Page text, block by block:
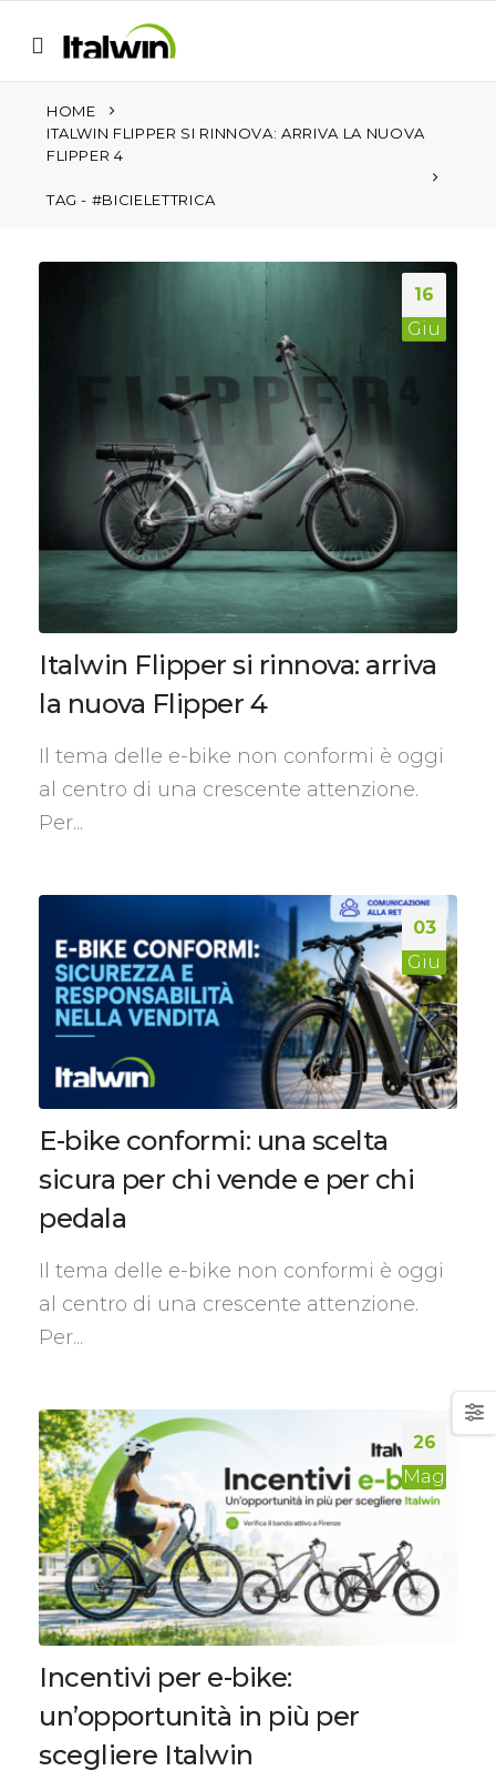
HOME
ITALWIN FLIPPER SI RINNOVA: ARRIVA LA NUOVA
FLIPPER 4
TAG - #BICIELETTRICA
16
Giu
Italwin Flipper si rinnova: arriva
la nuova Flipper 4
Il tema delle e-bike non conformi è oggi
al centro di una crescente attenzione.
Per...
03
Giu
E-bike conformi: una scelta
sicura per chi vende e per chi
pedala
Il tema delle e-bike non conformi è oggi
al centro di una crescente attenzione.
Per...
26
Mag
Incentivi per e-bike:
un’opportunità in più per
scegliere Italwin